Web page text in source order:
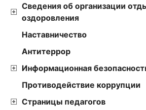
Сведения об организации
оздоровления
Наставничество
Антитеррор
Информационная
Противодействие коррупции
Страницы педагогов